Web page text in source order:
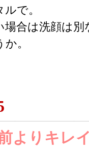
で。
場合は洗顔は
。
よりキレ